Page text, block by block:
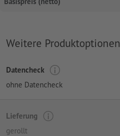
Weitere Produktoptionen
Datencheck
ohne Datencheck
Lieferung
gerollt